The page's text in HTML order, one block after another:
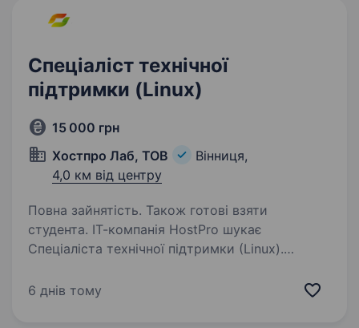
Спеціаліст технічної
підтримки (Linux)
15 000 грн
Хостпро Лаб, ТОВ
Вінниця,
4,0 км від центру
Повна зайнятість. Також готові взяти
студента. ІТ-компанія HostPro шукає
Спеціаліста технічної підтримки (Linux).
найкраща хостингова компанія в Україні. Уже
6 днів тому